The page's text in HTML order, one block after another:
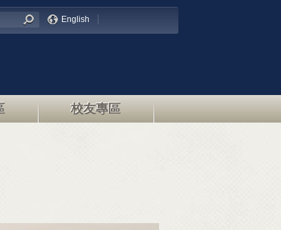
English
校友專區